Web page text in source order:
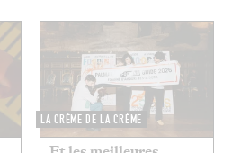
LA CRÈME DE LA CRÈME